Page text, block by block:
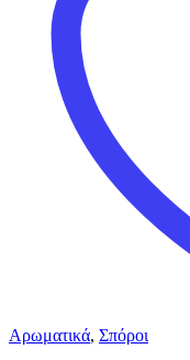
Αρωματικά, Σπόροι